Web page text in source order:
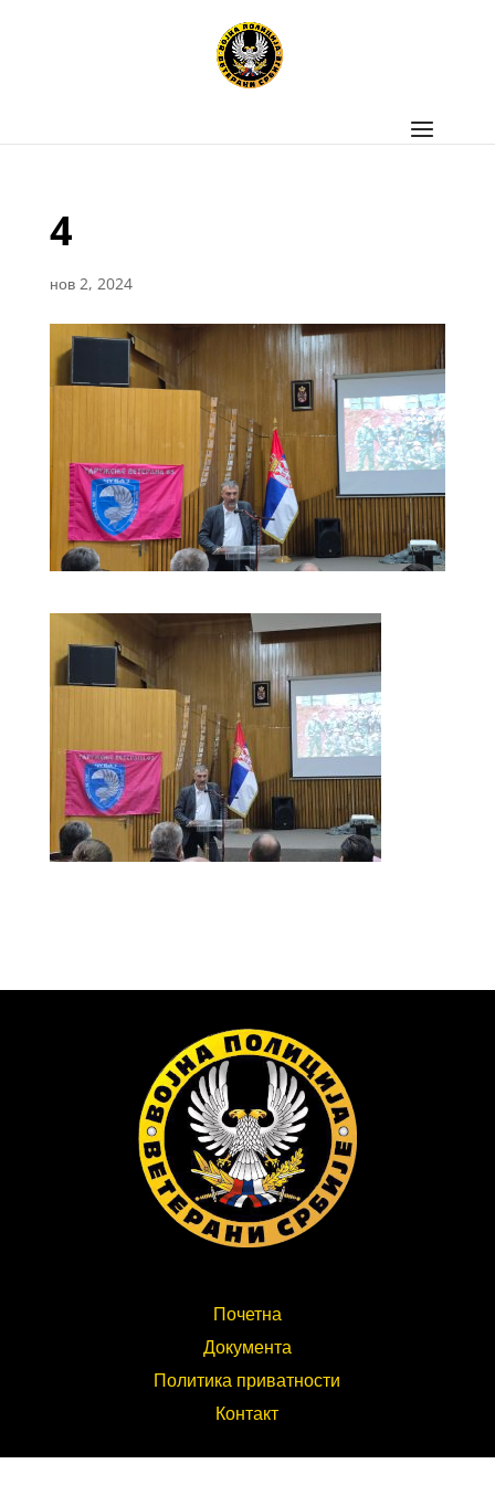
4
нов 2, 2024
Почетна
Документа
Политика приватности
Контакт